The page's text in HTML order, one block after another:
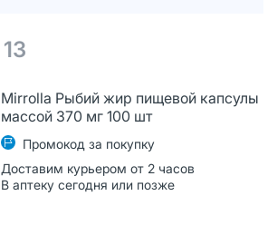
13
Mirrolla Рыбий жир пищевой капсулы
массой 370 мг 100 шт
Промокод за покупку
Доставим курьером от 2 часов
В аптеку сегодня или позже